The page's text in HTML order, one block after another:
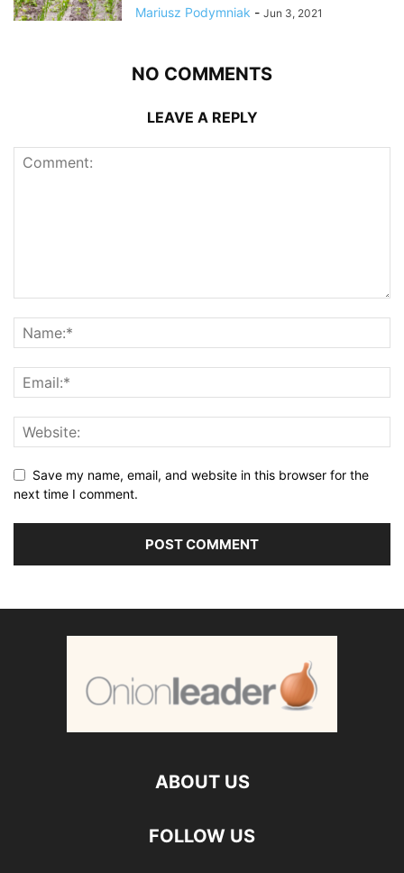
Mariusz Podymniak - Jun 3, 2021
NO COMMENTS
LEAVE A REPLY
Save my name, email, and website in this browser for the
next time I comment.
ABOUT US
FOLLOW US